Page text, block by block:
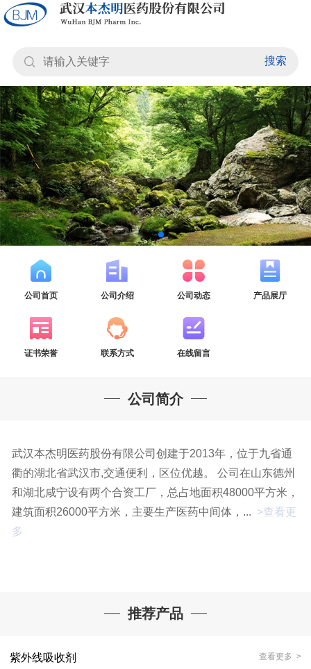
搜索
公司首页 公司介绍 公司动态 产品展厅
证书荣誉 联系方式 在线留言
公司简介
武汉本杰明医药股份有限公司创建于2013年，位于九省通
衢的湖北省武汉市,交通便利，区位优越。 公司在山东德州
和湖北咸宁设有两个合资工厂，总占地面积48000平方米，
建筑面积26000平方米，主要生产医药中间体，... >查看更
多
推荐产品
紫外线吸收剂 查看更多 >